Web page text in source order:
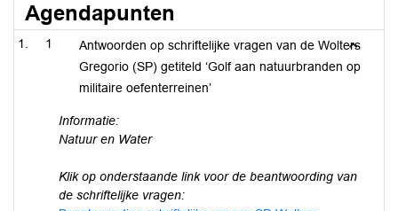
Agendapunten
1
Antwoorden op schriftelijke vragen van de Wolters
Gregorio (SP) getiteld ‘Golf aan natuurbranden op
militaire oefenterreinen’
Informatie:
Natuur en Water
Klik op onderstaande link voor de beantwoording van
de schriftelijke vragen: